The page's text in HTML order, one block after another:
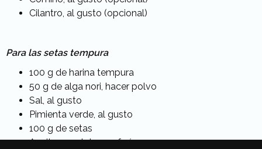
Cilantro, al gusto (opcional)
Para las setas tempura
100 g de harina tempura
50 g de alga nori, hacer polvo
Sal, al gusto
Pimienta verde, al gusto
100 g de setas
Aceite vegetal, para freír